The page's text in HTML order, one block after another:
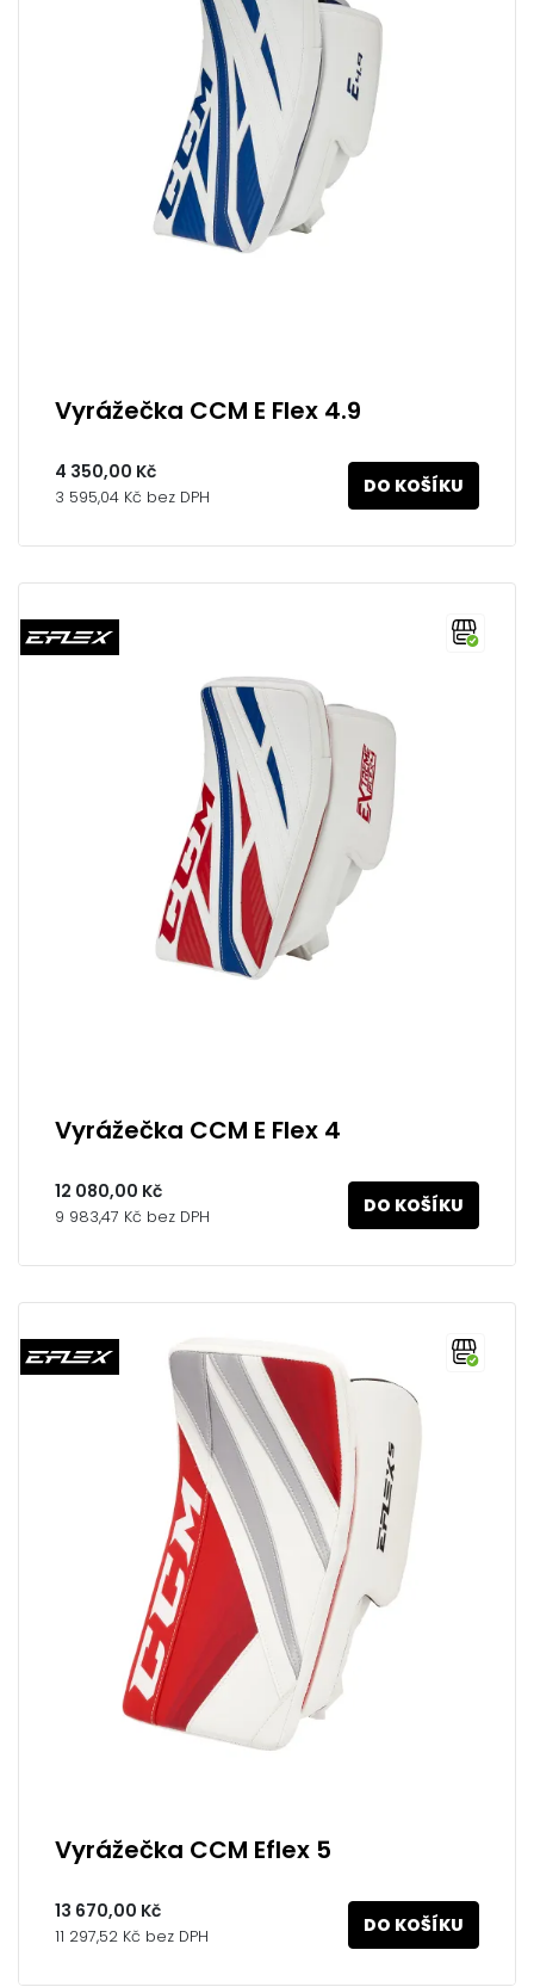
Vyrážečka CCM E Flex 4.9
4 350,00 Kč
3 595,04 Kč bez DPH DO KOŠÍKU
Vyrážečka CCM E Flex 4
12 080,00 Kč
9 983,47 Kč bez DPH DO KOŠÍKU
Vyrážečka CCM Eflex 5
13 670,00 Kč
11 297,52 Kč bez DPH DO KOŠÍKU